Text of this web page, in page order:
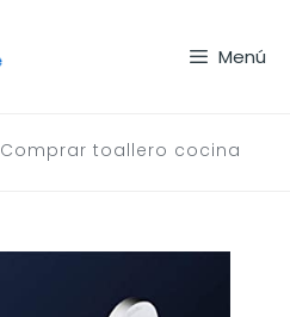
Menú
Comprar toallero cocina